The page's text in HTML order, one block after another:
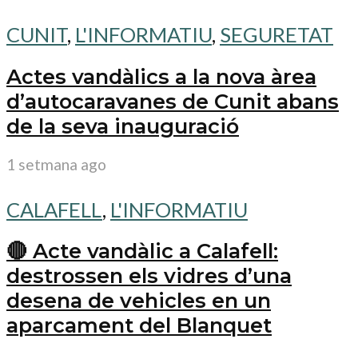
CUNIT, L'INFORMATIU, SEGURETAT
Actes vandàlics a la nova àrea
d’autocaravanes de Cunit abans
de la seva inauguració
1 setmana ago
CALAFELL , L'INFORMATIU
🔴 Acte vandàlic a Calafell:
destrossen els vidres d’una
desena de vehicles en un
aparcament del Blanquet